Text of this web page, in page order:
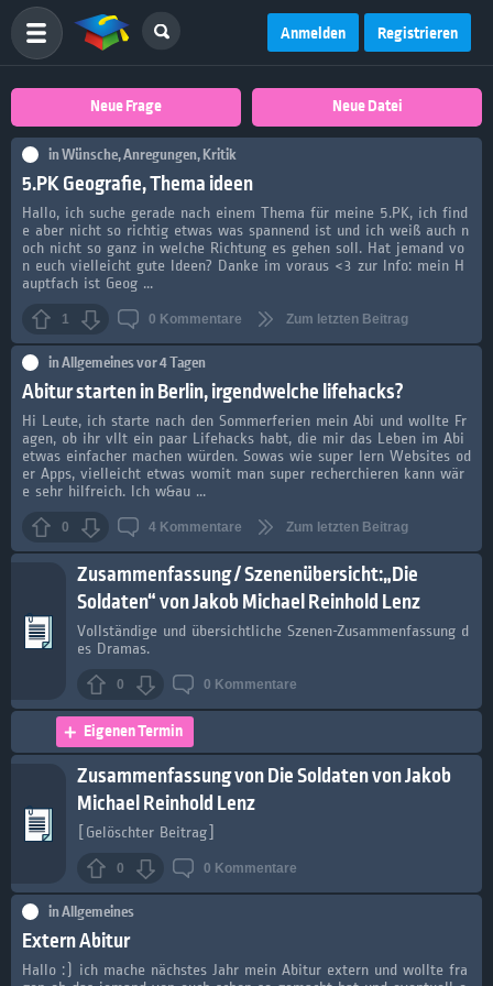
Anmelden Registrieren
Neue Frage Neue Datei
inWünsche, Anregungen, Kritik
5.PK Geografie, Thema ideen
Hallo, ich suche gerade nach einem Thema für meine 5.PK, ich find
e aber nicht so richtig etwas was spannend ist und ich weiß auch n
och nicht so ganz in welche Richtung es gehen soll. Hat jemand vo
n euch vielleicht gute Ideen? Danke im voraus <3 zur Info: mein H
auptfach ist Geog ...
1 0 Kommentare Zum letzten Beitrag
inAllgemeinesvor 4 Tagen
Abitur starten in Berlin, irgendwelche lifehacks?
Hi Leute, ich starte nach den Sommerferien mein Abi und wollte Fr
agen, ob ihr vllt ein paar Lifehacks habt, die mir das Leben im Abi
etwas einfacher machen würden. Sowas wie super lern Websites od
er Apps, vielleicht etwas womit man super recherchieren kann wär
e sehr hilfreich. Ich w&au ...
0 4 Kommentare Zum letzten Beitrag
Zusammenfassung / Szenenübersicht:„Die
Soldaten“ von Jakob Michael Reinhold Lenz
Vollständige und übersichtliche Szenen-Zusammenfassung d
es Dramas.
0 0 Kommentare
Eigenen Termin
Zusammenfassung von Die Soldaten von Jakob
Michael Reinhold Lenz
[Gelöschter Beitrag]
0 0 Kommentare
inAllgemeines
Extern Abitur
Hallo :) ich mache nächstes Jahr mein Abitur extern und wollte fra